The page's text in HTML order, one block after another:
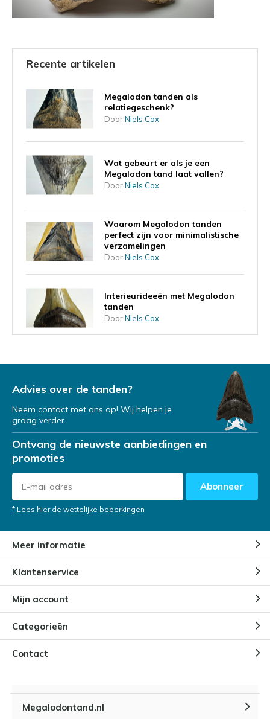
Recente artikelen
Megalodon tanden als
relatiegeschenk?
DoorNiels Cox
Wat gebeurt er als je een
Megalodon tand laat vallen?
DoorNiels Cox
Waarom Megalodon tanden
perfect zijn voor minimalistische
verzamelingen
DoorNiels Cox
Interieurideeën met Megalodon
tanden
DoorNiels Cox
DoorNiels Cox
investering
Door Niels Cox
tijdens duikexpedities
Waarom kinderen gefascineerd
DoorNiels Cox
een Megalodon tand?
Wat maakt een megalodon tand
Advies over de tanden?
Neem contact met ons op! Wij helpen je
graag verder.
Ontvang de nieuwste aanbiedingen en
promoties
Abonneer
* Lees hier de wettelijke beperkingen
Meer informatie
Klantenservice
Mijn account
Categorieën
Contact
Megalodontand.nl